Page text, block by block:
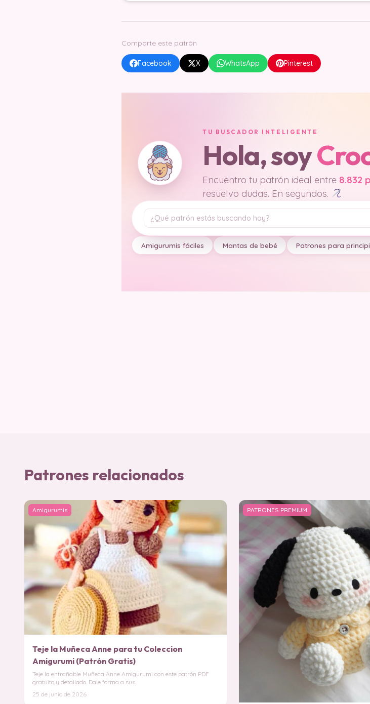
Comparte este patrón
Facebook X WhatsApp Pinterest
TU BUSCADOR INTELIGENTE
Hola, soy
Encuentro tu patrón ideal entre 8.832
resuelvo dudas. En segundos.
Tu pregunta
Amigurumis fáciles Mantas de bebé Patrones para
Patrones relacionados
Amigurumis
Teje la Muñeca Anne para tu Coleccion
Amigurumi (Patrón Gratis)
Teje la entrañable Muñeca Anne Amigurumi con este patrón PDF
gratuito y detallado. Dale forma a sus
25 de junio de 2026
PATRONES PREMIUM